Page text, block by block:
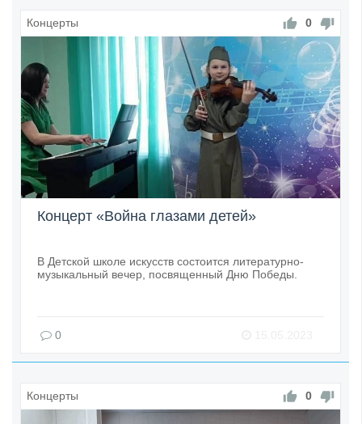
Концерты 0
Концерт «Война глазами детей»
В Детской школе искусств состоится литературно-
музыкальный вечер, посвященный Дню Победы.
0
Концерты 0